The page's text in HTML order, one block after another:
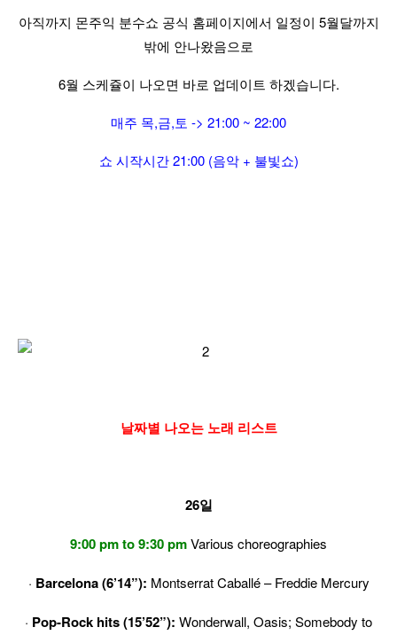
아직까지 몬주익 분수쇼 공식 홈페이지에서 일정이 5월달까지
밖에 안나왔음으로
6월 스케쥴이 나오면 바로 업데이트 하겠습니다.
매주 목,금,토 -> 21:00 ~ 22:00
쇼 시작시간21:00(음악 + 불빛쇼)
날짜별 나오는 노래 리스트
26일
9:00 pm to 9:30 pmVarious choreographies
· Barcelona (6’14”): Montserrat Caballé – Freddie Mercury
· Pop-Rock hits (15’52”): Wonderwall, Oasis; Somebody to